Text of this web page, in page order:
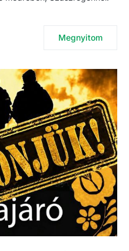
Megnyitom